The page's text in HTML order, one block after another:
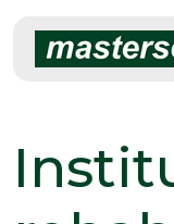
content